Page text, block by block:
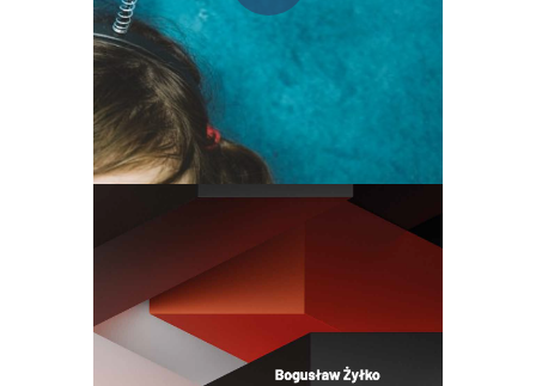
39,00zł
Dodaj do koszyka